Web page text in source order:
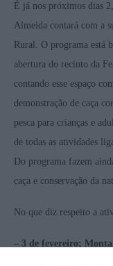
É já nos próximos dias
Almeida contará com a
Rural. O programa está
abertura do recinto da
contando esse espaço
demonstração de caça
pesca para crianças e
de todas as atividades
Do programa fazem
caça e conservação da
No que diz respeito a
– 3 de fevereiro;